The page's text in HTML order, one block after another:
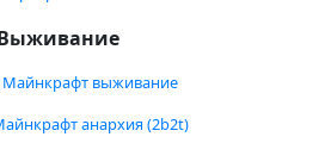
Майнкрафт выживание
анархия (2b2t)